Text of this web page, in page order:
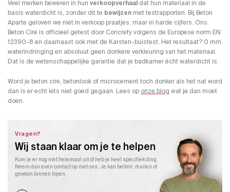
Veel merken beweren in hun verkoopverhaal dat hun materiaal in de
basis waterdicht is, zonder dit te bewijzen met testrapporten. Bij Beton
Aparte geloven we niet in verkoop praatjes, maar in harde cijfers. Ons
Beton Ciré is officieel getest door Concrefy volgens de Europese norm EN
12390-8 en daarnaast ook met de Karsten-buistest. Het resultaat? 0 mm
waterindringing en absoluut geen donkere verkleuring van het materiaal.
Dat is de wetenschappelijke garantie dat je badkamer écht waterdicht is.
Word je beton cire, betonlook of microcement toch donker als het nat word
dan is er echt iets niet goed gegaan. Lees op onze blog wat je dan moet
doen.
Vragen?
Wij staan klaar om je te helpen
Kom je er nog niet helemaal uit of heb je heel specifiek ding.
Neem dan even contact op met ons. Je kan bellen, mailen of
gewoon binnen lopen.